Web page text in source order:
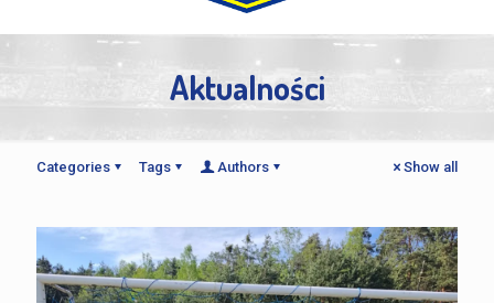
Aktualności
Categories Tags Authors Show all